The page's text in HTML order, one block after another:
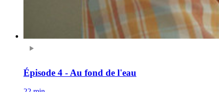
Épisode 4 - Au fond de l'eau